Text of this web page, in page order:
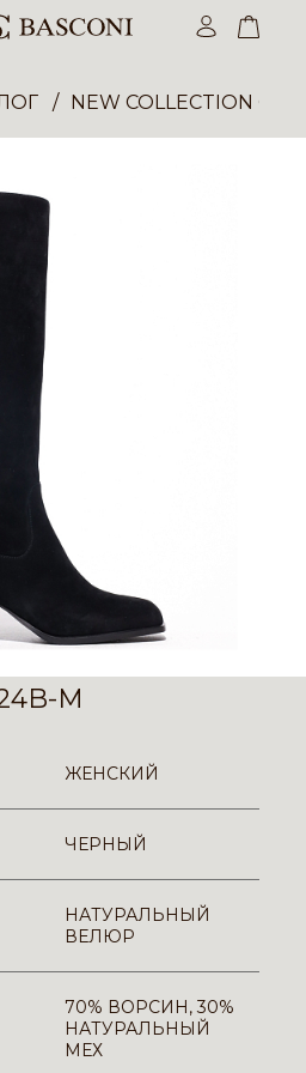
NEW COLLECTION
M
ЖЕНСКИЙ
ЧЕРНЫЙ
НАТУРАЛЬНЫЙ
ВЕЛЮР
70% ВОРСИН, 30%
НАТУРАЛЬНЫЙ
МЕХ